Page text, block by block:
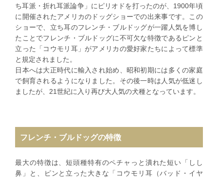
ち耳派・折れ耳派論争」にピリオドを打ったのが、1900年頃
に開催されたアメリカのドッグショーでの出来事です。この
ショーで、立ち耳のフレンチ・ブルドッグが一躍人気を博し
たことでフレンチ・ブルドッグに不可欠な特徴であるピンと
立った「コウモリ耳」がアメリカの愛好家たちによって標準
と規定されました。
日本へは大正時代に輸入され始め、昭和初期には多くの家庭
で飼育されるようになりました。その後一時は人気が低迷し
ましたが、21世紀に入り再び大人気の犬種となっています。
フレンチ・ブルドッグの特徴
最大の特徴は、短頭種特有のペチャっと潰れた短い「しし
鼻」と、ピンと立った大きな「コウモリ耳（バッド・イヤ